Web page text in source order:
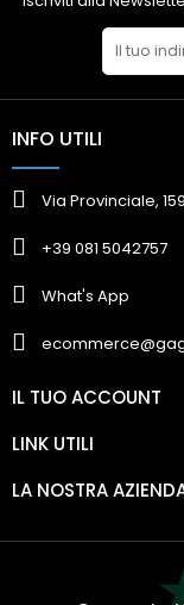
INFO UTILI
Via Provinciale,
+39 081 5042757
What's App
IL TUO ACCOUNT
LINK UTILI
LA NOSTRA